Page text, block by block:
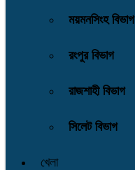
ময়মনসিংহ বিভাগ
রংপুর বিভাগ
রাজশাহী বিভাগ
সিলেট বিভাগ
খেলা